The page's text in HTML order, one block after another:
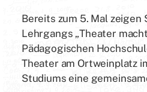
Bereits zum 5. Mal zeigen
Lehrgangs „Theater
Pädagogischen
Theater am Ortweinplatz
Studiums eine